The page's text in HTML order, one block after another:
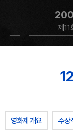
제11
영화제 개요 수상